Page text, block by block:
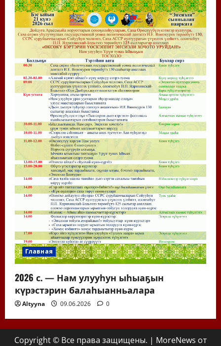
Главная
2026 с. — Нам улууһун ыһыаҕын
күрэстэрин балаһыанньалара
Altyyna 09.06.2026 0
Copyright © Все права защищены. | MoreNews от